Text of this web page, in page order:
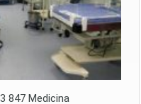
847 Medicina